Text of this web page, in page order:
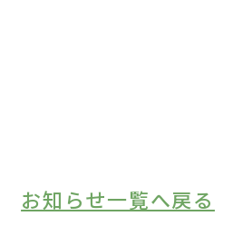
お知らせ一覧へ戻る